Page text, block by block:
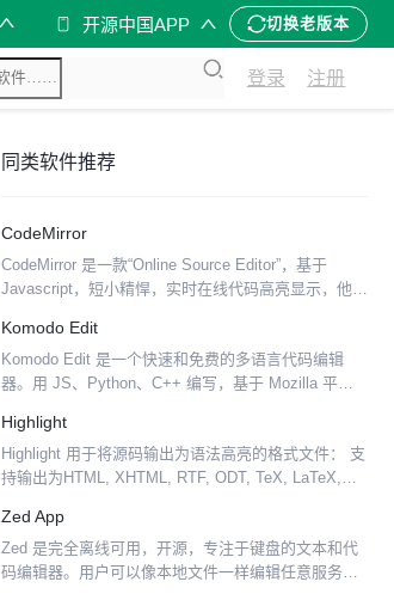
开源中国APP 切换老版本
登录 注册
同类软件推荐
CodeMirror
CodeMirror 是一款“Online Source Editor”，基于
Javascript，短小精悍，实时在线代码高亮显示，他不
的在线代码编辑器的...
Komodo Edit
Komodo Edit 是一个快速和免费的多语言代码编辑
器。用 JS、Python、C++ 编写，基于 Mozilla 平
Highlight
Highlight 用于将源码输出为语法高亮的格式文件： 支
持输出为HTML, XHTML, RTF, ODT, TeX, LaTeX,
种...
Zed App
Zed 是完全离线可用，开源，专注于键盘的文本和代
码编辑器。用户可以像本地文件一样编辑任意服务器